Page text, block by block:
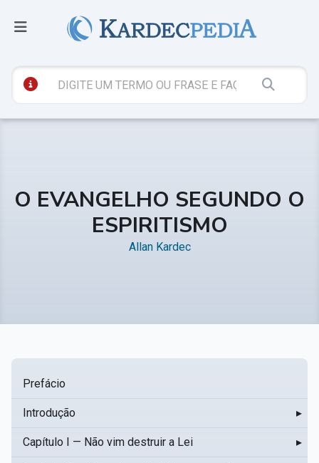
O EVANGELHO SEGUNDO O
ESPIRITISMO
Allan Kardec
Prefácio
Introdução ▸
Capítulo I — Não vim destruir a Lei ▸